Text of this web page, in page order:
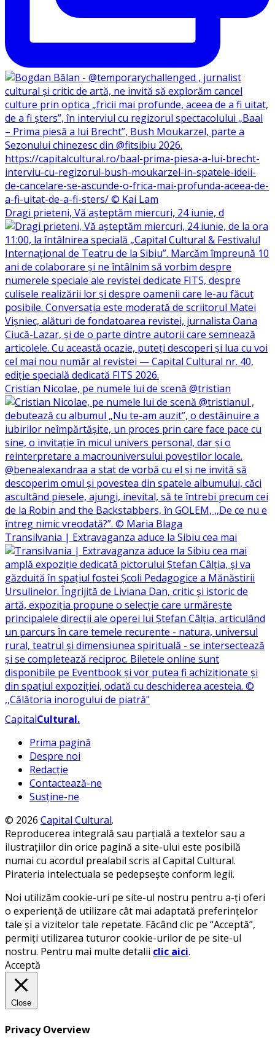
Dragi prieteni, Vă așteptăm miercuri, 24 iunie, d
Cristian Nicolae, pe numele lui de scenă @tristian
Transilvania | Extravaganza aduce la Sibiu cea mai
CapitalCultural.
Prima pagină
Despre noi
Redacție
Contactează-ne
Susține-ne
© 2026 Capital Cultural.
Reproducerea integrală sau parțială a textelor sau a
ilustrațiilor din orice pagină a site-ului este posibilă
numai cu acordul prealabil scris al Capital Cultural.
Pirateria intelectuala se pedepsește conform legii.
Noi utilizăm cookie-uri pe site-ul nostru pentru a-ți oferi
o experiență de utilizare cât mai adaptată preferințelor
tale și a vizitelor tale repetate. Făcând clic pe “Acceptă”,
permiți utilizarea tuturor cookie-urilor de pe site-ul
nostru. Pentru mai multe detalii clic aici.
Acceptă
Close
Privacy Overview